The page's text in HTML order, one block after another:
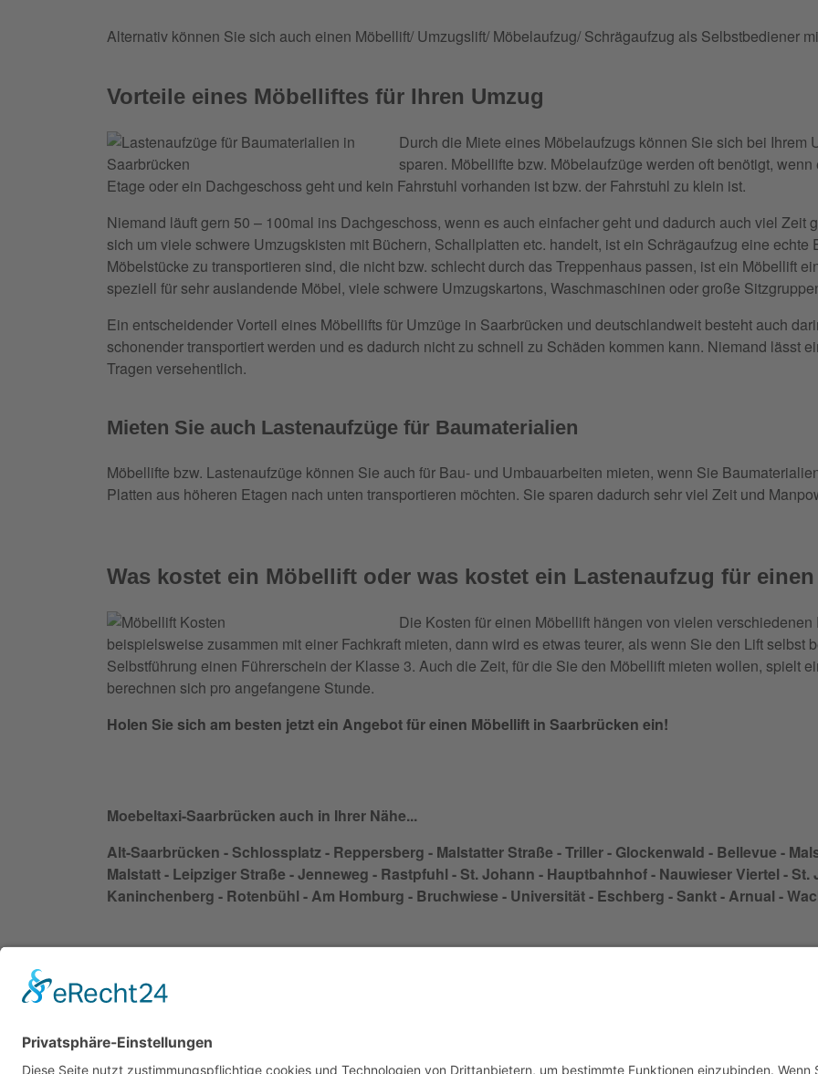
Alternativ können Sie sich auch einen Möbellift/ Umzugslift/ Möbelaufzug/ Schrägaufzug als Selbstbediener
Vorteile eines Möbelliftes für Ihren Umzug
Durch die Miete eines Möbelaufzugs können Sie sich bei Ihrem
sparen. Möbellifte bzw. Möbelaufzüge werden oft benötigt,
Etage oder ein Dachgeschoss geht und kein Fahrstuhl vorhanden ist bzw. der Fahrstuhl zu klein ist.
Niemand läuft gern 50 – 100mal ins Dachgeschoss, wenn es auch einfacher geht und dadurch auch viel Zeit
sich um viele schwere Umzugskisten mit Büchern, Schallplatten etc. handelt, ist ein Schrägaufzug eine
Möbelstücke zu transportieren sind, die nicht bzw. schlecht durch das Treppenhaus passen, ist ein Möbellift
speziell für sehr auslandende Möbel, viele schwere Umzugskartons, Waschmaschinen oder große
Ein entscheidender Vorteil eines Möbellifts für Umzüge in Saarbrücken und deutschlandweit besteht auch
schonender transportiert werden und es dadurch nicht zu schnell zu Schäden kommen kann. Niemand lässt
Tragen versehentlich.
Mieten Sie auch Lastenaufzüge für Baumaterialien
Möbellifte bzw. Lastenaufzüge können Sie auch für Bau- und Umbauarbeiten mieten, wenn Sie
Platten aus höheren Etagen nach unten transportieren möchten. Sie sparen dadurch sehr viel Zeit und
Was kostet ein Möbellift oder was kostet ein Lastenaufzug für einen
Die Kosten für einen Möbellift hängen von vielen
beispielsweise zusammen mit einer Fachkraft mieten, dann wird es etwas teurer, als wenn Sie den Lift selbst
Selbstführung einen Führerschein der Klasse 3. Auch die Zeit, für die Sie den Möbellift mieten wollen, spielt
berechnen sich pro angefangene Stunde.
Holen Sie sich am besten jetzt ein Angebot für einen Möbellift in Saarbrücken ein!
Moebeltaxi-Saarbrücken auch in Ihrer Nähe...
Alt-Saarbrücken - Schlossplatz - Reppersberg - Malstatter Straße - Triller - Glockenwald - Bellevue -
Malstatt - Leipziger Straße - Jenneweg - Rastpfuhl - St. Johann - Hauptbahnhof - Nauwieser Viertel -
Kaninchenberg - Rotenbühl - Am Homburg - Bruchwiese - Universität - Eschberg - Sankt - Arnual -
Impressum
AGB